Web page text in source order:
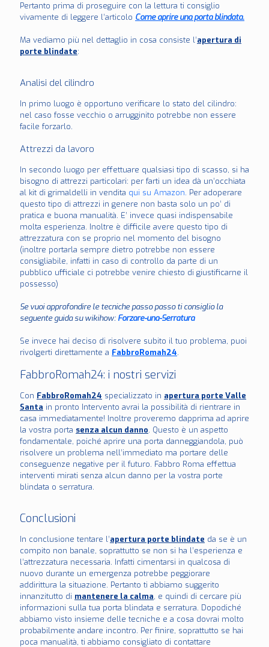
Pertanto prima di proseguire con la lettura ti consiglio
vivamente di leggere l’articolo Come aprire una porta blindata.
Ma vediamo più nel dettaglio in cosa consiste l’apertura di
porte blindate:
Analisi del cilindro
In primo luogo è opportuno verificare lo stato del cilindro:
nel caso fosse vecchio o arrugginito potrebbe non essere
facile forzarlo.
Attrezzi da lavoro
In secondo luogo per effettuare qualsiasi tipo di scasso, si ha
bisogno di attrezzi particolari: per farti un idea dà un’occhiata
al kit di grimaldelli in vendita qui su Amazon. Per adoperare
questo tipo di attrezzi in genere non basta solo un po’ di
pratica e buona manualità. E’ invece quasi indispensabile
molta esperienza. Inoltre è difficile avere questo tipo di
attrezzatura con se proprio nel momento del bisogno
(inoltre portarla sempre dietro potrebbe non essere
consigliabile, infatti in caso di controllo da parte di un
pubblico ufficiale ci potrebbe venire chiesto di giustificarne il
possesso)
Se vuoi approfondire le tecniche passo passo ti consiglio la
seguente guida su wikihow: Forzare-una-Serratura
Se invece hai deciso di risolvere subito il tuo problema, puoi
rivolgerti direttamente a FabbroRomah24.
FabbroRomah24: i nostri servizi
Con FabbroRomah24 specializzato in apertura porte Valle
Santa in pronto Intervento avrai la possibilità di rientrare in
casa immediatamente! Inoltre proveremo dapprima ad aprire
la vostra porta senza alcun danno. Questo è un aspetto
fondamentale, poiché aprire una porta danneggiandola, può
risolvere un problema nell’immediato ma portare delle
conseguenze negative per il futuro. Fabbro Roma effettua
interventi mirati senza alcun danno per la vostra porte
blindata o serratura.
Conclusioni
In conclusione tentare l’apertura porte blindate da se è un
compito non banale, soprattutto se non si ha l’esperienza e
l’attrezzatura necessaria. Infatti cimentarsi in qualcosa di
nuovo durante un emergenza potrebbe peggiorare
addirittura la situazione. Pertanto ti abbiamo suggerito
innanzitutto di mantenere la calma, e quindi di cercare più
informazioni sulla tua porta blindata e serratura. Dopodiché
abbiamo visto insieme delle tecniche e a cosa dovrai molto
probabilmente andare incontro. Per finire, soprattutto se hai
poca manualità, ti abbiamo consigliato di contattare